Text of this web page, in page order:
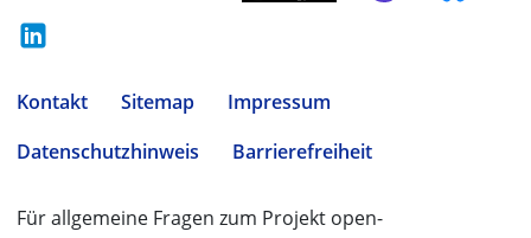
Kontakt Sitemap
Impressum
Datenschutzhinweis
Barrierefreiheit
Für allgemeine Fragen zum Projekt open-